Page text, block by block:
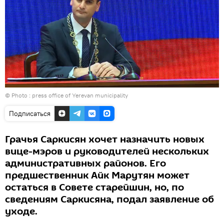
© Photo : press office of Yerevan municipality
Подписаться
Грачья Саркисян хочет назначить новых
вице-мэров и руководителей нескольких
административных районов. Его
предшественник Айк Марутян может
остаться в Совете старейшин, но, по
сведениям Саркисяна, подал заявление об
уходе.